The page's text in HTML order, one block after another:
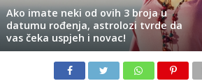
Ako imate neki od ovih 3 broja u
datumu rođenja, astrolozi tvrde da
vas čeka uspjeh i novac!